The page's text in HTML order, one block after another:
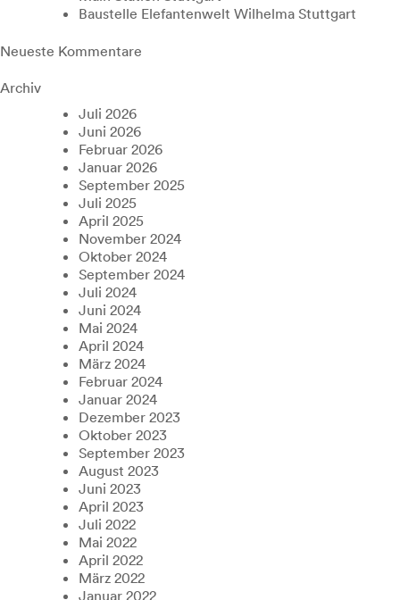
Baustelle Elefantenwelt Wilhelma Stuttgart
Neueste Kommentare
Archiv
Juli 2026
Juni 2026
Februar 2026
Januar 2026
September 2025
Juli 2025
April 2025
November 2024
Oktober 2024
September 2024
Juli 2024
Juni 2024
Mai 2024
April 2024
März 2024
Februar 2024
Januar 2024
Dezember 2023
Oktober 2023
September 2023
August 2023
Juni 2023
April 2023
Juli 2022
Mai 2022
April 2022
März 2022
Januar 2022